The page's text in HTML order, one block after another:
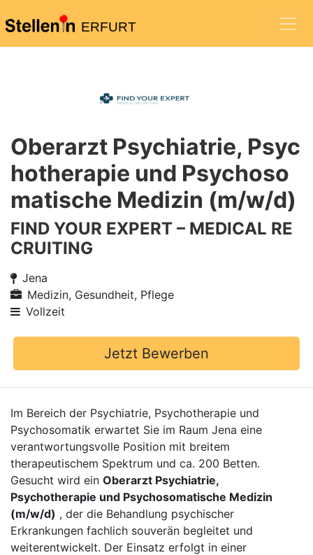
ERFURT
Oberarzt Psychiatrie, Psyc
hotherapie und Psychoso
matische Medizin (m/w/d)
FIND YOUR EXPERT – MEDICAL RE
CRUITING
Jena
Medizin, Gesundheit, Pflege
Vollzeit
Jetzt Bewerben
Im Bereich der Psychiatrie, Psychotherapie und
Psychosomatik erwartet Sie im Raum Jena eine
verantwortungsvolle Position mit breitem
therapeutischem Spektrum und ca. 200 Betten.
Gesucht wird ein Oberarzt Psychiatrie,
Psychotherapie und Psychosomatische Medizin
(m/w/d) , der die Behandlung psychischer
Erkrankungen fachlich souverän begleitet und
weiterentwickelt. Der Einsatz erfolgt in einer